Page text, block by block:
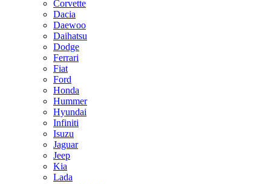
Corvette
Dacia
Daewoo
Daihatsu
Dodge
Ferrari
Fiat
Ford
Honda
Hummer
Hyundai
Infiniti
Isuzu
Jaguar
Jeep
Kia
Lada